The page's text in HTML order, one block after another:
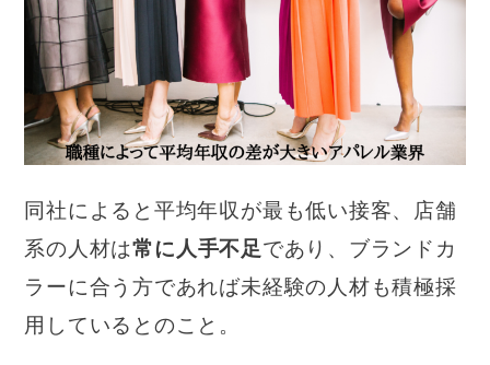
同社によると平均年収が最も低い接客、店舗
系の人材は常に人手不足であり、ブランドカ
ラーに合う方であれば未経験の人材も積極採
用しているとのこと。